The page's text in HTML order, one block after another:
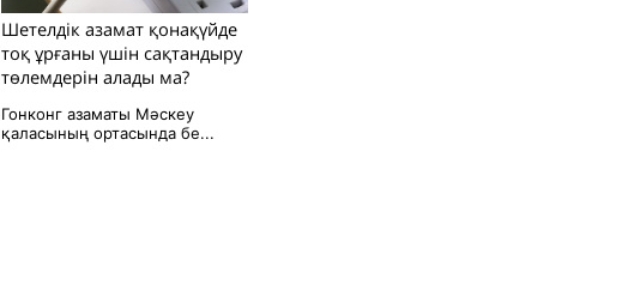
Шетелдік азамат қонақүйде
тоқ ұрғаны үшін сақтандыру
төлемдерін алады ма?
Гонконг азаматы Мәскеу
қаласының ортасында бе...